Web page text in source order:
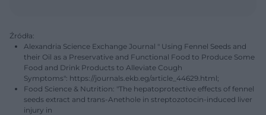
Źródła:
Alexandria Science Exchange Journal " Using Fennel Seeds and
their Oil as a Preservative and Functional Food to Produce Some
Food and Drink Products to Alleviate Cough
Symptoms": https://journals.ekb.eg/article_44629.html;
Food Science & Nutrition: "The hepatoprotective effects of fennel
seeds extract and trans-Anethole in streptozotocin-induced liver
injury in